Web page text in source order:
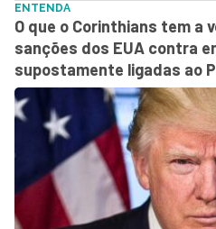
ENTENDA
O que o Corinthians tem a
sanções dos EUA contra
supostamente ligadas ao